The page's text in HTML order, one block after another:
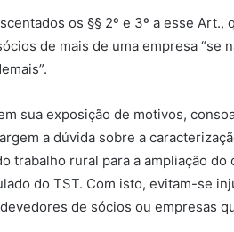
os §§ 2º e 3º a esse Art.,
de mais de uma empresa “se
sua exposição de motivos,
a dúvida sobre a
trabalho rural para a ampliação
do TST. Com isto, evitam-se
de sócios ou empresas